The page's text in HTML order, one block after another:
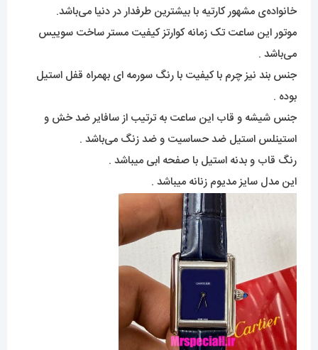
خانواده‌ی مشهور کارتیه با بیشترین طرفدار در دنیا می‌باشد.
موتور این ساعت تک زمانه کوارتز کیفیت مستر ساخت سوییس
می‌باشد .
جنس بند نیز چرم با کیفیت با رنگ سورمه ای بهمراه قفل استیل
بوده .
جنس شیشه و قاب این ساعت به ترتیب از سافایر ضد خش و
استینلس استیل ضد حساسیت و ضد زنگ می‌باشد .
رنگ قاب و بدنه استیل با صفحه ابی میباشد .
این مدل سایز مدیوم زنانه میباشد .